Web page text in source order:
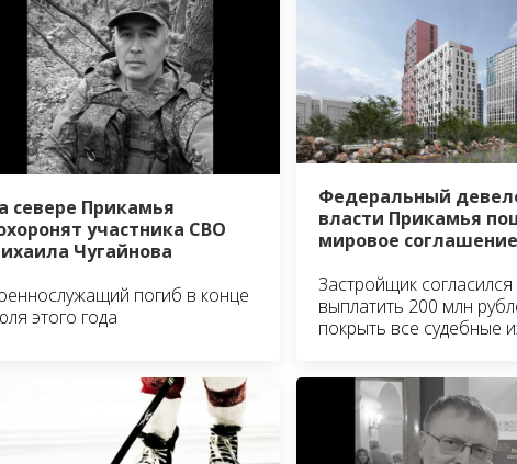
севере Прикамья
участника СВО
Чугайнова
погиб в конце
этого года
Федеральный
власти Прикамья
мировое соглашение
Застройщик согласился
выплатить 200 млн
покрыть все судебные